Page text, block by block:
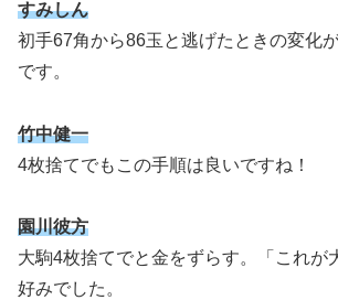
すみしん
初手67角から86玉と逃げたときの変化
です。
竹中健一
4枚捨てでもこの手順は良いですね！
園川彼方
大駒4枚捨てでと金をずらす。「これが
好みでした。